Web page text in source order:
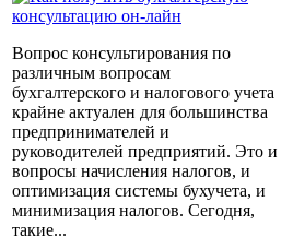
Вопрос консультирования по
различным вопросам
бухгалтерского и налогового учета
крайне актуален для большинства
предпринимателей и
руководителей предприятий. Это и
вопросы начисления налогов, и
оптимизация системы бухучета, и
минимизация налогов. Сегодня,
такие...